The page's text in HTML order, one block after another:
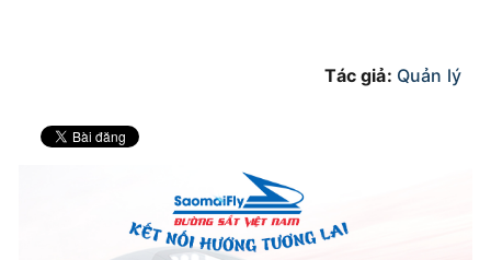
Tác giả: Quản lý